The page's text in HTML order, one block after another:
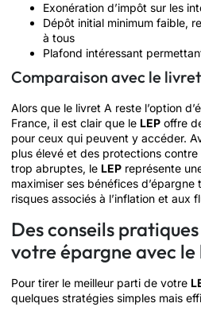
Exonération d’impôt sur les
Dépôt initial minimum faible,
à tous
Plafond intéressant
Comparaison avec le
Alors que le livret A reste l’option
France, il est clair que le LEP offre
pour ceux qui peuvent y accéder.
plus élevé et des protections
trop abruptes, le LEP représente
maximiser ses bénéfices d’épargne
risques associés à l’inflation et aux
Des conseils
votre épargne avec le
Pour tirer le meilleur parti de votre
quelques stratégies simples mais